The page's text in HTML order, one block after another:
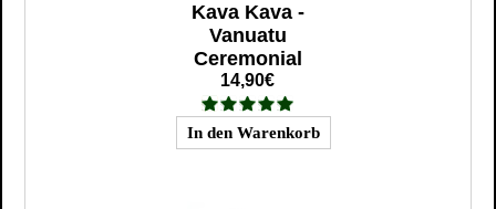
Kava Kava -
Vanuatu
Ceremonial
14,90€